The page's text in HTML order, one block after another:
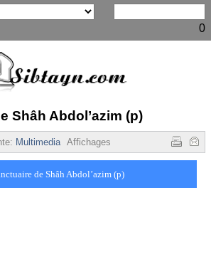
0
Shâh Abdol’azim (p)
Multimedia Affichages :
de Shâh Abdol’azim (p)